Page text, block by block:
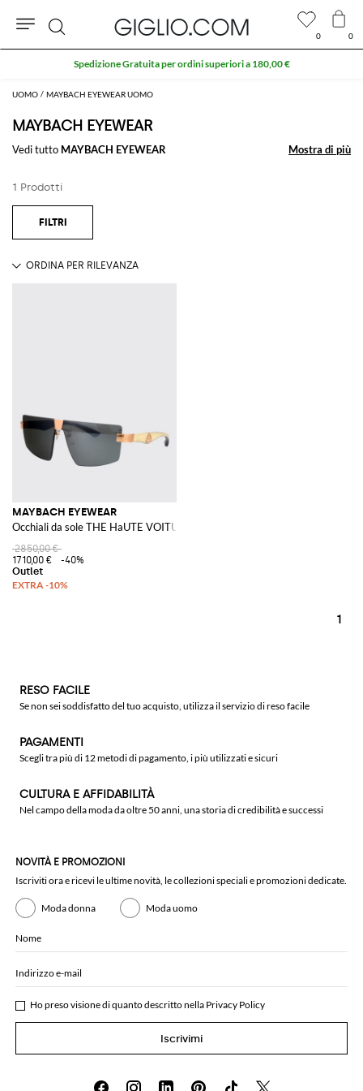
UOMO MAYBACH EYEWEAR UOMO
MAYBACH EYEWEAR
Vedi tutto MAYBACH EYEWEAR Mostra di più
Mostra di più
1 Prodotti
MAYBACH EYEWEAR
Occhiali da sole THE HaUTE VOITURE I in legno e corno
2850,00 €
1710,00 €
-40%
1
0 0
Cerca
Spedizione Gratuita per ordini superiori a 180,00 €
RESO FACILE
Se non sei soddisfatto del tuo acquisto, utilizza il servizio di reso facile
PAGAMENTI
Scegli tra più di 12 metodi di pagamento, i più utilizzati e sicuri
CULTURA E AFFIDABILITÀ
Nel campo della moda da oltre 50 anni, una storia di credibilità e successi
NOVITÀ E PROMOZIONI
Iscriviti ora e ricevi le ultime novità, le collezioni speciali e promozioni dedicate.
Moda donna Moda uomo
Nome
Indirizzo e-mail
Ho preso visione di quanto descritto nella Privacy Policy
Iscrivimi